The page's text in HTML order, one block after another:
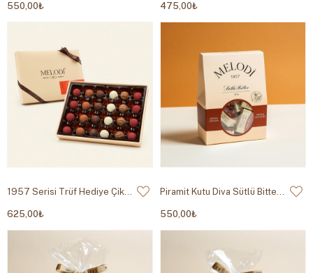
550,00₺ 475,00₺
1957 Serisi Trüf Hediye Çikolata 340g
625,00₺
Piramit Kutu Diva Sütlü Bitter Çikolata 400g
550,00₺